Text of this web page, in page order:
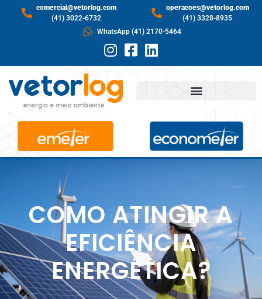
comercial@vetorlog.com
(41) 3022-6732
operacoes@vetorlog.com
(41) 3328-8935
WhatsApp (41) 2170-5464
COMO ATINGIR A
EFICIÊNCIA
ENERGÉTICA?